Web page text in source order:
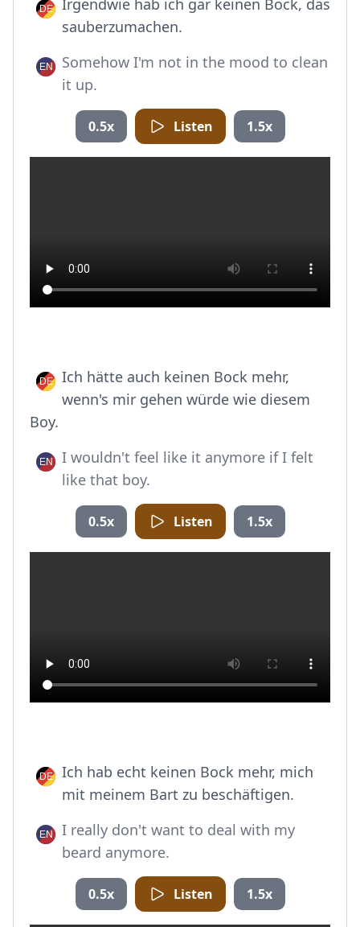
Irgendwie hab ich gar keinen Bock, das
sauberzumachen.
Somehow I'm not in the mood to clean
it up.
0.5x Listen 1.5x
Ich hätte auch keinen Bock mehr,
wenn's mir gehen würde wie diesem
Boy.
I wouldn't feel like it anymore if I felt
like that boy.
0.5x Listen 1.5x
Ich hab echt keinen Bock mehr, mich
mit meinem Bart zu beschäftigen.
I really don't want to deal with my
beard anymore.
0.5x Listen 1.5x